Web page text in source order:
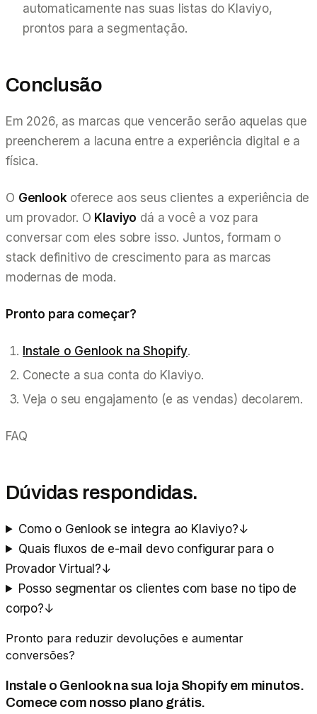
automaticamente nas suas listas do Klaviyo,
prontos para a segmentação.
Conclusão
Em 2026, as marcas que vencerão serão aquelas que
preencherem a lacuna entre a experiência digital e a
física.
O Genlook oferece aos seus clientes a experiência de
um provador. O Klaviyo dá a você a voz para
conversar com eles sobre isso. Juntos, formam o
stack definitivo de crescimento para as marcas
modernas de moda.
Pronto para começar?
Instale o Genlook na Shopify.
Conecte a sua conta do Klaviyo.
Veja o seu engajamento (e as vendas) decolarem.
FAQ
Dúvidas respondidas.
Como o Genlook se integra ao Klaviyo?↓
Quais fluxos de e-mail devo configurar para o
Provador Virtual?↓
Posso segmentar os clientes com base no tipo de
corpo?↓
Pronto para reduzir devoluções e aumentar
conversões?
Instale o Genlook na sua loja Shopify em minutos.
Comece com nosso plano grátis.